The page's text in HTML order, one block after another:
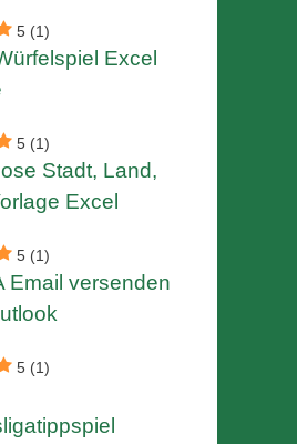
5 (1)
Excel
5 (1)
Stadt, Land,
Excel
5 (1)
Email versenden
5 (1)